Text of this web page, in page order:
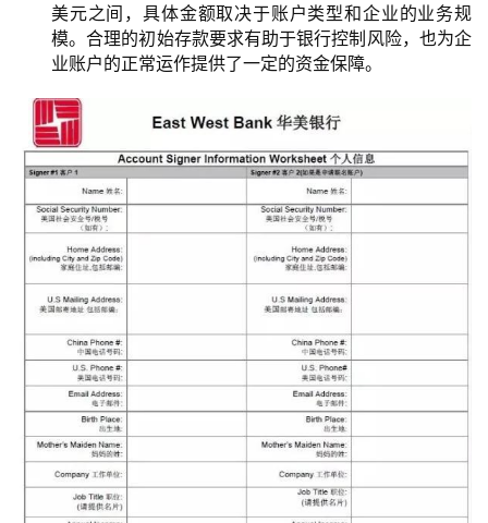
主
页
跨
境
美元之间，具体金额取决于账户类型和企业的业务规
模。合理的初始存款要求有助于银行控制风险，也为企
业账户的正常运作提供了一定的资金保障。